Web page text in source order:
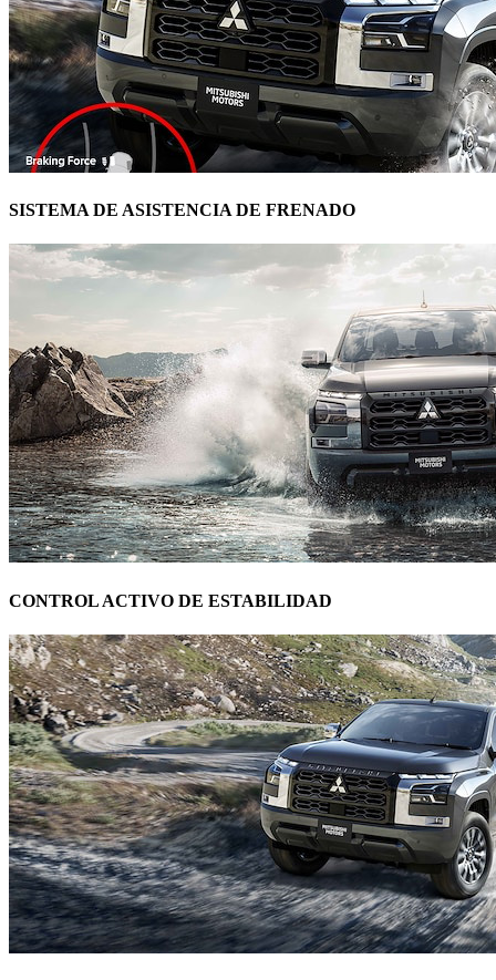
SISTEMA DE ASISTENCIA DE FRENADO
CONTROL ACTIVO DE ESTABILIDAD